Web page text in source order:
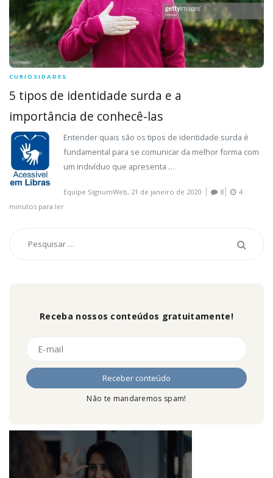
CURIOSIDADES
5 tipos de identidade surda e a
importância de conhecê-las
Entender quais são os tipos de identidade surda é
fundamental para se comunicar da melhor forma com
um indivíduo que apresenta …
Equipe SignumWeb, 21 de janeiro de 2020 8
4
minutos para ler
Receba nossos conteúdos gratuitamente!
Não te mandaremos spam!